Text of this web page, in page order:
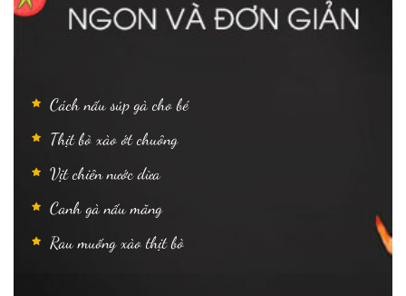
Cách nấu súp gà cho bé
Thịt bò xào ớt chuông
Vịt chiên nước dừa
Canh gà nấu măng
Rau muống xào thịt bò